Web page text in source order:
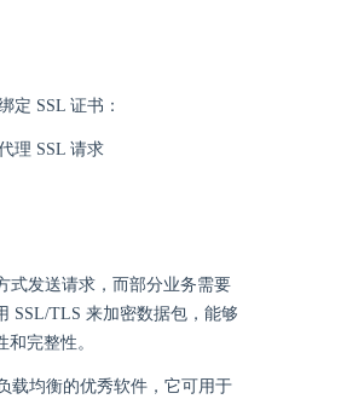
定 SSL 证书：
理 SSL 请求
式发送请求，而部分业务需要
SSL/TLS 来加密数据包，能够
完整性。
载均衡的优秀软件，它可用于